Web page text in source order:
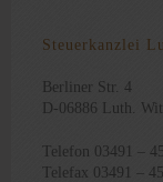
Steuerkanzlei
Berliner Str. 4
D-06886 Luth.
Telefon 03491 –
Telefax 03491 –